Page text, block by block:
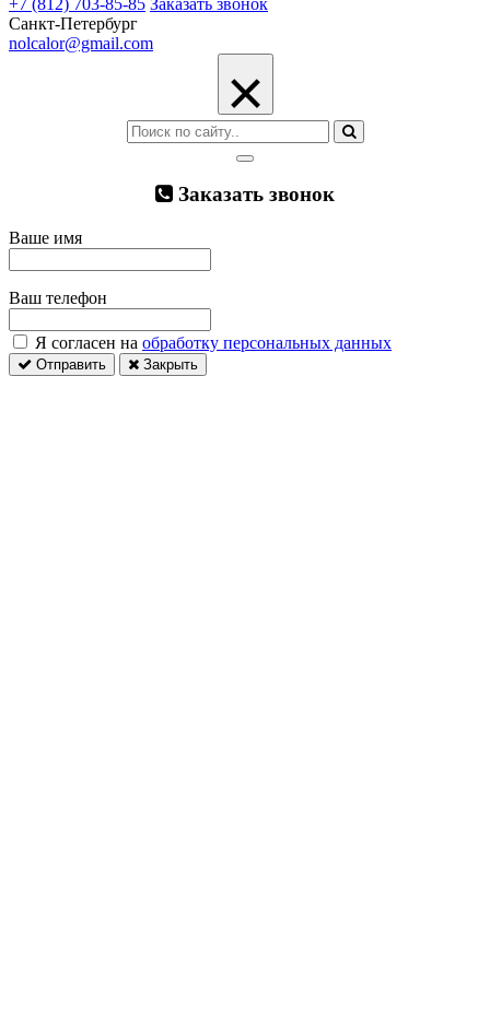
Санкт-Петербург
nolcalor@gmail.com
×
Заказать звонок
Ваше имя
Ваш телефон
Я согласен на обработку персональных данных
Отправить Закрыть